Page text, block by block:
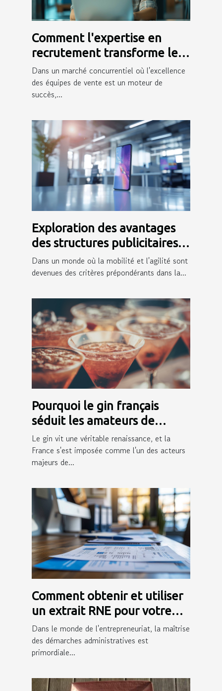
Comment l'expertise en
recrutement transforme les
équipes de vente
Dans un marché concurrentiel où l'excellence
des équipes de vente est un moteur de
succès,...
Exploration des avantages
des structures publicitaires
mobiles pour les entreprises
Dans un monde où la mobilité et l'agilité sont
devenues des critères prépondérants dans la...
Pourquoi le gin français
séduit les amateurs de
cocktails ?
Le gin vit une véritable renaissance, et la
France s'est imposée comme l'un des acteurs
majeurs de...
Comment obtenir et utiliser
un extrait RNE pour votre
entreprise
Dans le monde de l'entrepreneuriat, la maîtrise
des démarches administratives est
primordiale...